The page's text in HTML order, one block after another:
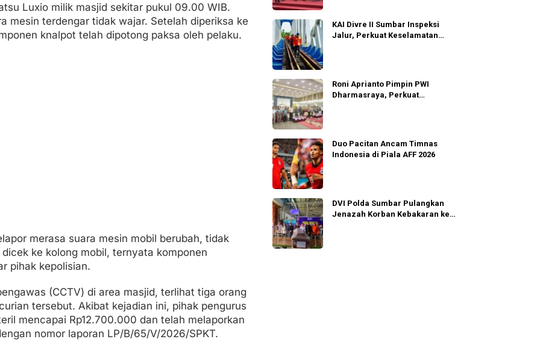
Luxio milik masjid sekitar pukul 09.00 WIB.
mesin terdengar tidak wajar. Setelah diperiksa ke
knalpot telah dipotong paksa oleh pelaku.
merasa suara mesin mobil berubah, tidak
ke kolong mobil, ternyata komponen
pihak kepolisian.
(CCTV) di area masjid, terlihat tiga orang
tersebut. Akibat kejadian ini, pihak pengurus
mencapai Rp12.700.000 dan telah melaporkan
nomor laporan LP/B/65/V/2026/SPKT.
KAI Divre II Sumbar Inspeksi
Jalur, Perkuat Keselamatan
Roni Aprianto Pimpin PWI
Dharmasraya, Perkuat
Duo Pacitan Ancam Timnas
Indonesia di Piala AFF 2026
DVI Polda Sumbar Pulangkan
Jenazah Korban Kebakaran ke